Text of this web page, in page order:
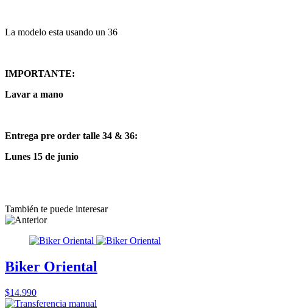
La modelo esta usando un 36
IMPORTANTE:
Lavar a mano
Entrega pre order talle 34 & 36:
Lunes 15 de junio
También te puede interesar
Biker Oriental
$14.990